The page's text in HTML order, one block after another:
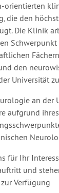
orientierten
die den
Die Klinik
den
Universität
an der
aufgrund
für Ihr
und
Verfügung